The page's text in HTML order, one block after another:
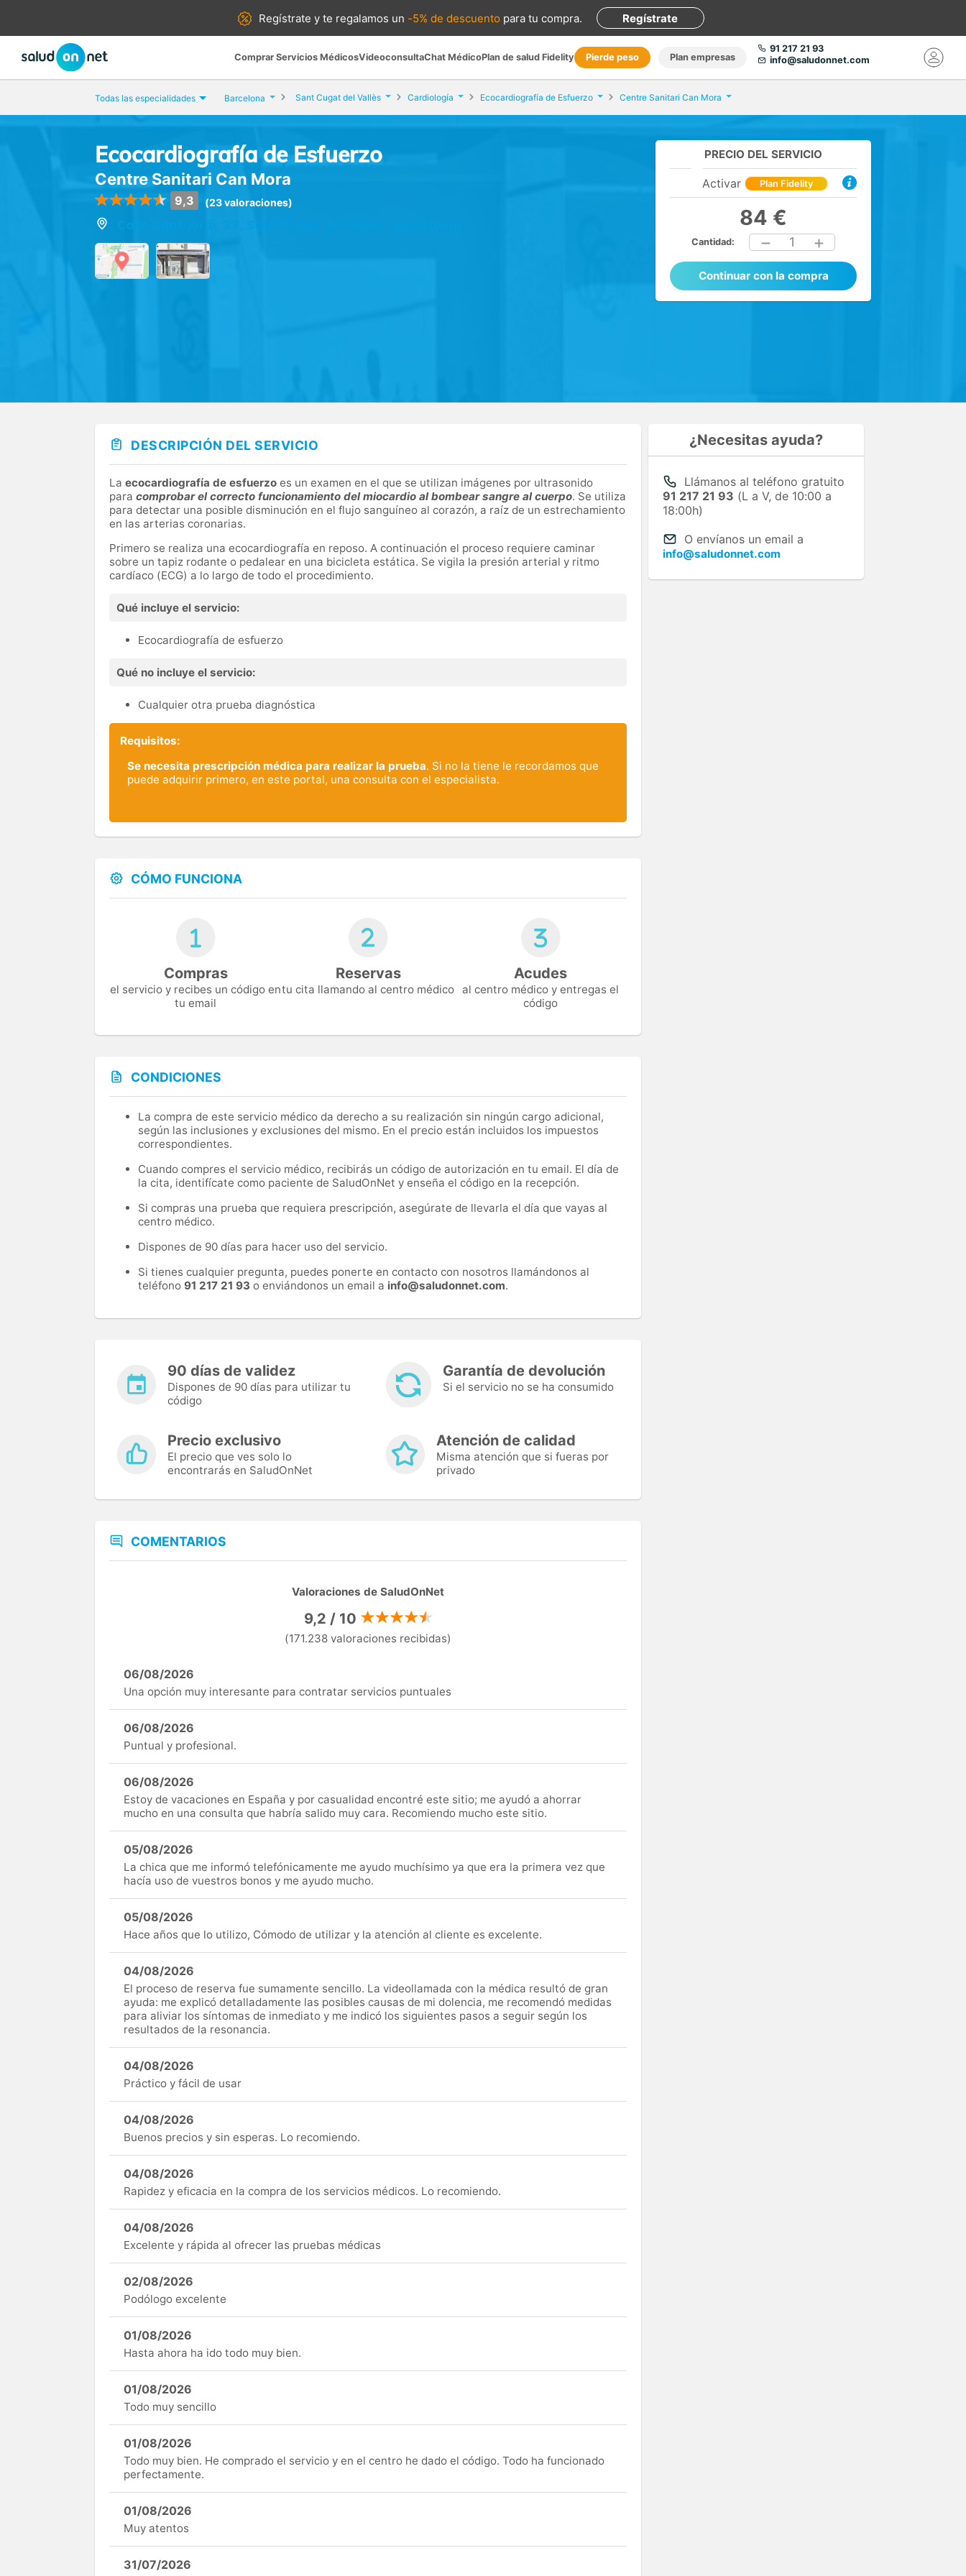
Regístrate yte regalamos un -5% de descuento para tu compra. Regístrate
Comprar Servicios MédicosVideoconsultaChat MédicoPlan de salud Fidelity Pierde peso Plan empresas
91 217 21 93
info@saludonnet.com
Todas las especialidades Barcelona Sant Cugat del Vallès Cardiología Ecocardiografía de Esfuerzo Centre Sanitari Can Mora
Ecocardiografía de Esfuerzo
Centre Sanitari Can Mora
9,3 (23 valoraciones)
PRECIO DEL SERVICIO
Activar Plan Fidelity
84 €
Cantidad: 1
Continuar con la compra
DESCRIPCIÓN DEL SERVICIO
La ecocardiografía de esfuerzo es un examen en el que se utilizan imágenes por ultrasonido
para comprobar el correcto funcionamiento del miocardio al bombear sangre al cuerpo. Se utiliza
para detectar una posible disminución en el flujo sanguíneo al corazón, a raíz de un estrechamiento
en las arterias coronarias.
Primero se realiza una ecocardiografía en reposo. A continuación el proceso requiere caminar
sobre un tapiz rodante o pedalear en una bicicleta estática. Se vigila la presión arterial y ritmo
cardíaco (ECG) a lo largo de todo el procedimiento.
Qué incluye el servicio:
Ecocardiografía de esfuerzo
Qué no incluye el servicio:
Cualquier otra prueba diagnóstica
Requisitos:
Se necesita prescripción médica para realizar la prueba. Si no la tiene le recordamos que
puede adquirir primero, en este portal, una consulta con el especialista.
CÓMO FUNCIONA
Compras
el servicio y recibes un código en
tu email
Reservas
tu cita llamando al centro médico
Acudes
al centro médico y entregas el
código
CONDICIONES
La compra de este servicio médico da derecho a su realización sin ningún cargo adicional,
según las inclusiones y exclusiones del mismo. En el precio están incluidos los impuestos
correspondientes.
Cuando compres el servicio médico, recibirás un código de autorización en tu email. El día de
la cita, identifícate como paciente de SaludOnNet y enseña el código en la recepción.
Si compras una prueba que requiera prescripción, asegúrate de llevarla el día que vayas al
centro médico.
Dispones de 90 días para hacer uso del servicio.
Si tienes cualquier pregunta, puedes ponerte en contacto con nosotros llamándonos al
teléfono 91 217 21 93 o enviándonos un email a info@saludonnet.com.
90 días de validez
Dispones de 90 días para utilizar tu
código
Garantía de devolución
Si el servicio no se ha consumido
Precio exclusivo
El precio que ves solo lo
encontrarás en SaludOnNet
Atención de calidad
Misma atención que si fueras por
privado
COMENTARIOS
Valoraciones de SaludOnNet
9,2 / 10
(171.238 valoraciones recibidas)
06/08/2026
Una opción muy interesante para contratar servicios puntuales
06/08/2026
Puntual y profesional.
06/08/2026
Estoy de vacaciones en España y por casualidad encontré este sitio; me ayudó a ahorrar
mucho en una consulta que habría salido muy cara. Recomiendo mucho este sitio.
05/08/2026
La chica que me informó telefónicamente me ayudo muchísimo ya que era la primera vez que
hacía uso de vuestros bonos y me ayudo mucho.
05/08/2026
Hace años que lo utilizo, Cómodo de utilizar y la atención al cliente es excelente.
04/08/2026
El proceso de reserva fue sumamente sencillo. La videollamada con la médica resultó de gran
ayuda: me explicó detalladamente las posibles causas de mi dolencia, me recomendó medidas
para aliviar los síntomas de inmediato y me indicó los siguientes pasos a seguir según los
resultados de la resonancia.
04/08/2026
Práctico y fácil de usar
04/08/2026
Buenos precios y sin esperas. Lo recomiendo.
04/08/2026
Rapidez y eficacia en la compra de los servicios médicos. Lo recomiendo.
04/08/2026
Excelente y rápida al ofrecer las pruebas médicas
02/08/2026
Podólogo excelente
01/08/2026
Hasta ahora ha ido todo muy bien.
01/08/2026
Todo muy sencillo
01/08/2026
Todo muy bien. He comprado el servicio y en el centro he dado el código. Todo ha funcionado
perfectamente.
01/08/2026
Muy atentos
31/07/2026
¿Necesitas ayuda?
Llámanos al teléfono gratuito
91 217 21 93 (L a V, de 10:00 a
18:00h)
O envíanos un email a
info@saludonnet.com